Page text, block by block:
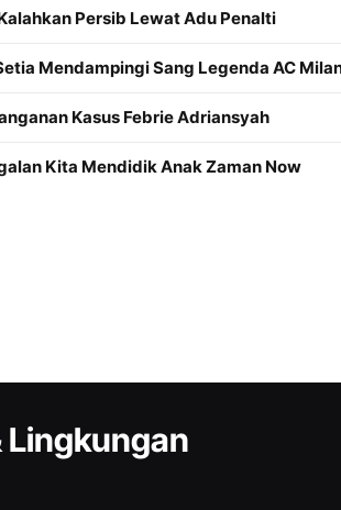
Persib Lewat Adu Penalti
Mendampingi Sang Legenda AC
Kasus Febrie Adriansyah
Kita Mendidik Anak Zaman Now
Lingkungan